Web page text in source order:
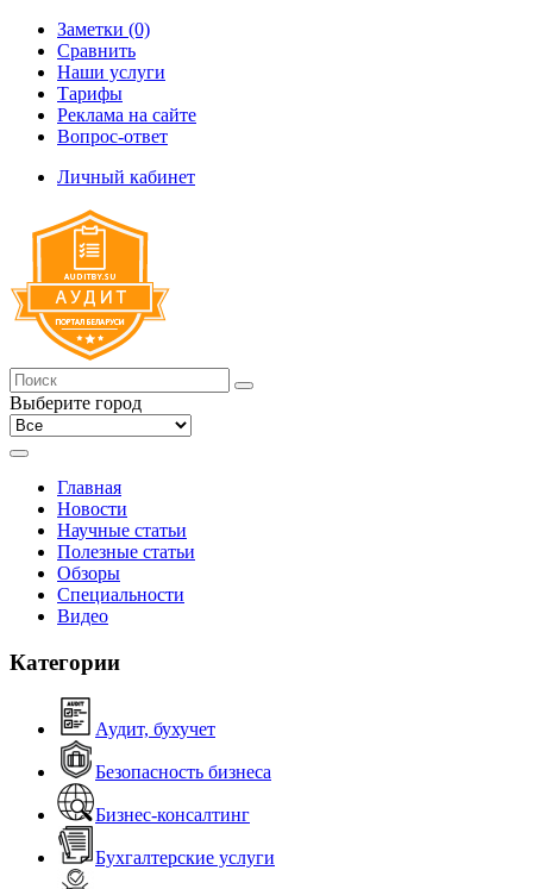
Заметки (0)
Сравнить
Наши услуги
Тарифы
Реклама на сайте
Вопрос-ответ
Личный кабинет
Выберите город
Главная
Новости
Научные статьи
Полезные статьи
Обзоры
Специальности
Видео
Категории
Аудит, бухучет
Безопасность бизнеса
Бизнес-консалтинг
Бухгалтерские услуги